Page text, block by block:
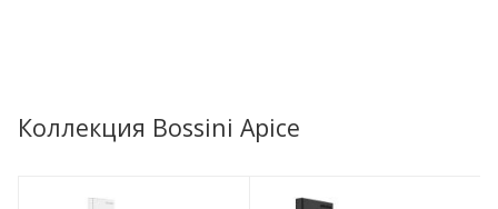
Коллекция Bossini Apice